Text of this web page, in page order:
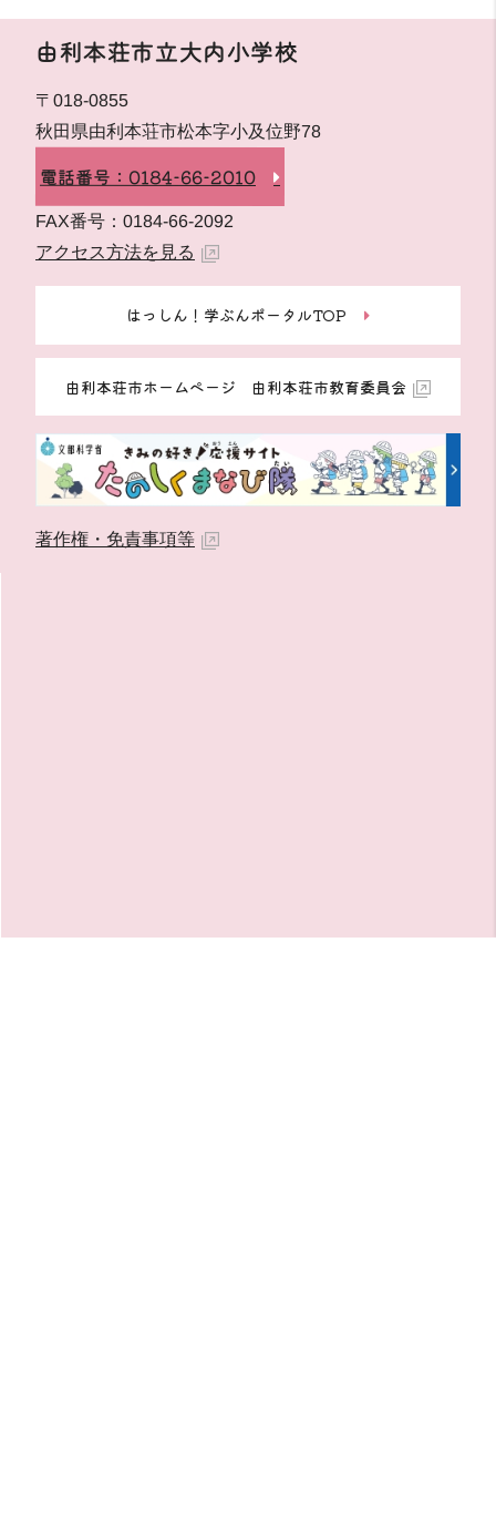
由利本荘市立大内小学校
〒018-0855
秋田県由利本荘市松本字小及位野78
電話番号：0184-66-2010
FAX番号：0184-66-2092
アクセス方法を見る
はっしん！学ぶんポータルTOP
由利本荘市ホームページ 由利本荘市教育委員会
著作権・免責事項等